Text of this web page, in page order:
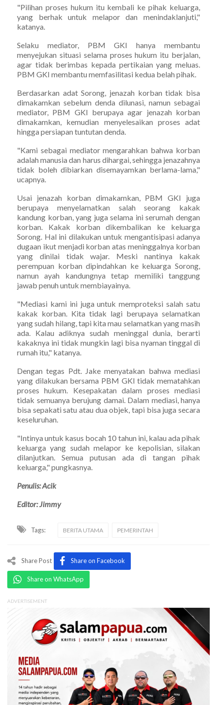
"Pilihan proses hukum itu kembali ke pihak keluarga,
yang berhak untuk melapor dan menindaklanjuti,"
katanya.
Selaku mediator, PBM GKI hanya membantu
menyejukan situasi selama proses hukum itu berjalan,
agar tidak berimbas kepada pertikaian yang meluas.
PBM GKI membantu memfasilitasi kedua belah pihak.
Berdasarkan adat Sorong, jenazah korban tidak bisa
dimakamkan sebelum denda dilunasi, namun sebagai
mediator, PBM GKI berupaya agar jenazah korban
dimakamkan, kemudian menyelesaikan proses adat
hingga persiapan tuntutan denda.
"Kami sebagai mediator mengarahkan bahwa korban
adalah manusia dan harus dihargai, sehingga jenazahnya
tidak boleh dibiarkan disemayamkan berlama-lama,"
ucapnya.
Usai jenazah korban dimakamkan, PBM GKI juga
berupaya menyelamatkan salah seorang kakak
kandung korban, yang juga selama ini serumah dengan
korban. Kakak korban dikembalikan ke keluarga
Sorong. Hal ini dilakukan untuk mengantisipasi adanya
dugaan ikut menjadi korban atas meninggalnya korban
yang dinilai tidak wajar. Meski nantinya kakak
perempuan korban dipindahkan ke keluarga Sorong,
namun ayah kandungnya tetap memiliki tanggung
jawab penuh untuk membiayainya.
"Mediasi kami ini juga untuk memproteksi salah satu
kakak korban. Kita tidak lagi berupaya selamatkan
yang sudah hilang, tapi kita mau selamatkan yang masih
ada. Kalau adiknya sudah meninggal dunia, berarti
kakaknya ini tidak mungkin lagi bisa nyaman tinggal di
rumah itu," katanya.
Dengan tegas Pdt. Jake menyatakan bahwa mediasi
yang dilakukan bersama PBM GKI tidak mematahkan
proses hukum. Kesepakatan dalam proses mediasi
tidak semuanya berujung damai. Dalam mediasi, hanya
bisa sepakati satu atau dua objek, tapi bisa juga secara
keseluruhan.
"Intinya untuk kasus bocah 10 tahun ini, kalau ada pihak
keluarga yang sudah melapor ke kepolisian, silakan
dilanjutkan. Semua putusan ada di tangan pihak
keluarga," pungkasnya.
Penulis: Acik
Editor: Jimmy
Tags: BERITA UTAMA PEMERINTAH
Share Post Share on Facebook
Share on WhatsApp
ADVERTISEMENT